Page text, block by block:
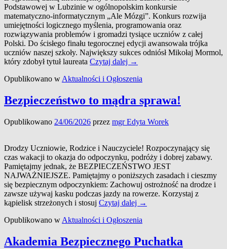
Podstawowej w Lubzinie w ogólnopolskim konkursie
matematyczno-informatycznym „Ale Mózgi”. Konkurs rozwija
umiejętności logicznego myślenia, programowania oraz
rozwiązywania problemów i gromadzi tysiące uczniów z całej
Polski. Do ścisłego finału tegorocznej edycji awansowała trójka
uczniów naszej szkoły. Największy sukces odniósł Mikołaj Mormol,
który zdobył tytuł laureata Czytaj dalej Sukces
Szkoły
w
Lubzinie
ogólnopolskim
„Ale
Mózgi”
→
Opublikowano wAktualności i Ogłoszenia
Bezpieczeństwo to mądra sprawa!
Opublikowano 24/06/2026 przez mgr Edyta Worek
Drodzy Uczniowie, Rodzice i Nauczyciele! Rozpoczynający się
czas wakacji to okazja do odpoczynku, podróży i dobrej zabawy.
Pamiętajmy jednak, że BEZPIECZEŃSTWO JEST
NAJWAŻNIEJSZE. Pamiętajmy o poniższych zasadach i cieszmy
się bezpiecznym odpoczynkiem: Zachowuj ostrożność na drodze i
zawsze używaj kasku podczas jazdy na rowerze. Korzystaj z
kąpielisk strzeżonych i stosuj Czytaj dalej Bezpieczeństwo
mądra
→
Opublikowano w Aktualności i Ogłoszenia
Akademia Bezpiecznego Puchatka